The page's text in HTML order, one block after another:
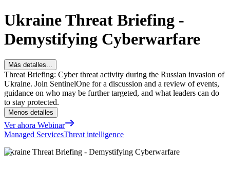
Ukraine Threat Briefing -
Demystifying Cyberwarfare
Más detalles...
Threat Briefing: Cyber threat activity during the Russian invasion of
Ukraine. Join SentinelOne for a discussion and a review of events,
guidance on who may be further targeted, and what leaders can do
to stay protected.
Menos detalles
Ver ahora Webinar
Managed ServicesThreat intelligence
Ukraine Threat Briefing - Demystifying Cyberwarfare